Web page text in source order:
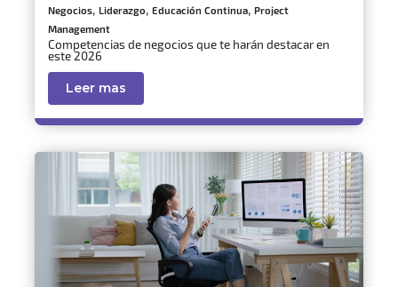
Negocios, Liderazgo, Educación Continua, Project
Management
Competencias de negocios que te harán destacar en
este 2026
Leer mas